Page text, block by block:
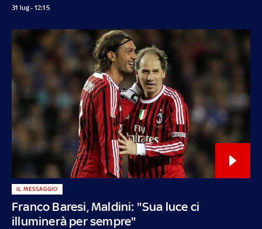
31 lug - 12:15
Franco Baresi, Maldini: "Sua luce ci
illuminerà per sempre"
IL MESSAGGIO